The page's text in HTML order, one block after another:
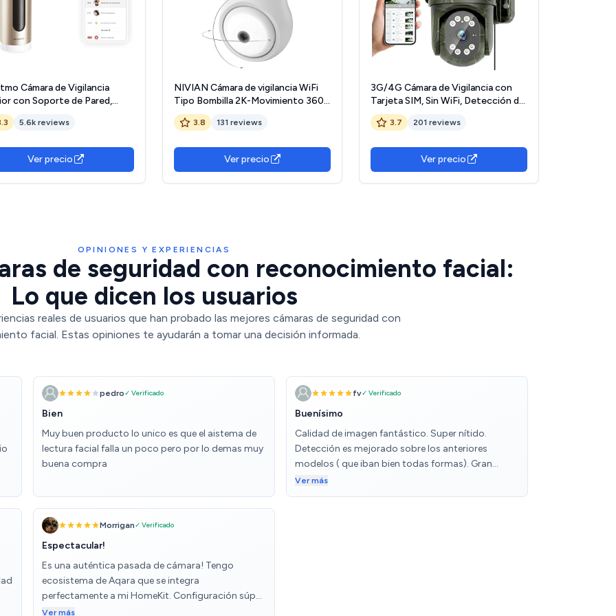
Cámara de Vigilancia
con Soporte de Pared,
AI Reconocimiento Facial,
de Movimientos,
FHD 1080p, Sin Costo
NSC-AMZ
5.6k reviews
Ver precio
NIVIAN Cámara de vigilancia WiFi
Tipo Bombilla 2K-Movimiento 360º
con Audio, Reconocimiento y
Seguimiento de Humanos-Visión
Google Home, Tuya App (Cámara
WiFi)
3.8 131 reviews
Ver precio
3G/4G Cámara de Vigilancia con
Tarjeta SIM, Sin WiFi, Detección de
Movimiento PIR con
reconocimiento de Personas y
Nocturna, Audio Bidireccional,
Impermeable.
3.7 201 reviews
Ver precio
OPINIONES Y EXPERIENCIAS
de seguridad con reconocimiento facial:
Lo que dicen los usuarios
reales de usuarios que han probado las mejores cámaras de seguridad con
facial. Estas opiniones te ayudarán a tomar una decisión informada.
pedro✓ Verificado
Bien
Muy buen producto lo unico es que el aistema de
lectura facial falla un poco pero por lo demas muy
buena compra
fv✓ Verificado
Buenísimo
Calidad de imagen fantástico. Super nítido.
Detección es mejorado sobre los anteriores
modelos ( que iban bien todas formas). Gran
camera 4k a buen precio
Ver más
Morrigan✓ Verificado
Espectacular!
Es una auténtica pasada de cámara! Tengo
ecosistema de Aqara que se integra
perfectamente a mi HomeKit. Configuración súper
sencilla tanto de la cam como de sensores de
Ver más